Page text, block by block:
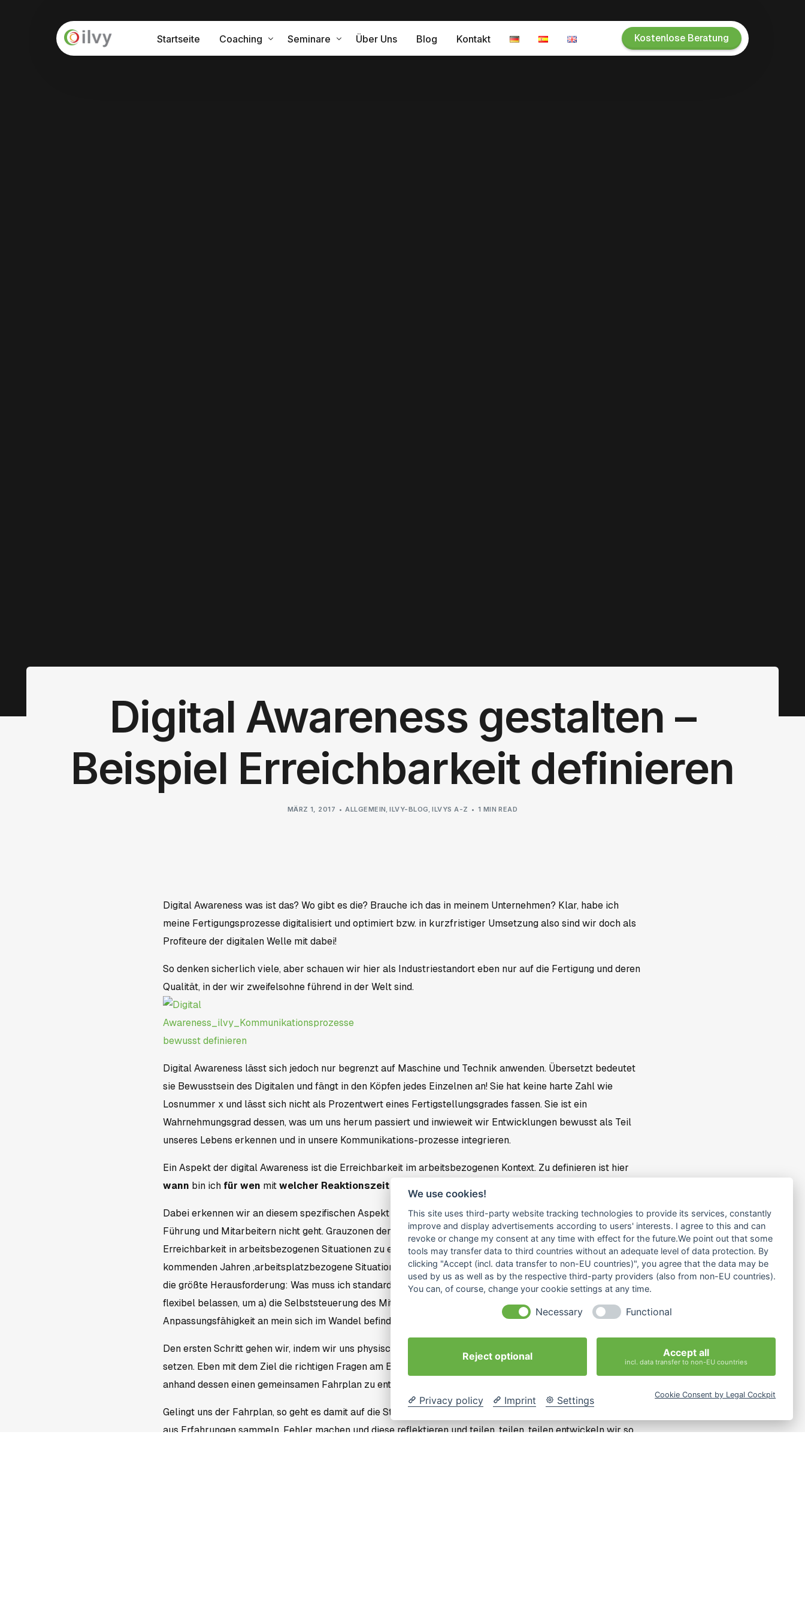
Startseite Coaching Seminare Über Uns Blog Kontakt Kostenlose Beratung
Digital Awareness gestalten –
Beispiel Erreichbarkeit definieren
MÄRZ 1, 2017 ALLGEMEIN ,ILVY-BLOG ,ILVYS A-Z 1 MIN READ
Digital Awareness was ist das? Wo gibt es die? Brauche ich das in meinem Unternehmen? Klar, habe ich
meine Fertigungsprozesse digitalisiert und optimiert bzw. in kurzfristiger Umsetzung also sind wir doch als
Profiteure der digitalen Welle mit dabei!
So denken sicherlich viele, aber schauen wir hier als Industriestandort eben nur auf die Fertigung und deren
Qualität, in der wir zweifelsohne führend in der Welt sind.
Digital Awareness lässt sich jedoch nur begrenzt auf Maschine und Technik anwenden. Übersetzt bedeutet
sie Bewusstsein des Digitalen und fängt in den Köpfen jedes Einzelnen an! Sie hat keine harte Zahl wie
Losnummer x und lässt sich nicht als Prozentwert eines Fertigstellungsgrades fassen. Sie ist ein
Wahrnehmungsgrad dessen, was um uns herum passiert und inwieweit wir Entwicklungen bewusst als Teil
unseres Lebens erkennen und in unsere Kommunikations-prozesse integrieren.
Ein Aspekt der digital Awareness ist die Erreichbarkeit im arbeitsbezogenen Kontext. Zu definieren ist hier
wann bin ich für wen mitwelcher Reaktionszeit
Dabei erkennen wir an diesem spezifischen Aspekt bereits, dass es ohne Grundabsprachen zwischen
Führung und Mitarbeitern nicht geht. Grauzonen der Erreichbarkeit gilt es durch konkrete Definitionen von
Erreichbarkeit in arbeitsbezogenen Situationen zu ersetzen (Die Rechtsprechung wir hierzu in den
kommenden Jahren ‚arbeitsplatzbezogene Situation‘ näher definieren.‘). Hierin liegt jedoch bekanntermaßen
die größte Herausforderung: Was muss ich standardisieren um Abläufe effizient zu halten und was muss ich
flexibel belassen, um a) die Selbststeuerung des Mitarbeiters als motivationalen Faktor und b) meine
Anpassungsfähigkeit an mein sich im Wandel befindendes Geschäftsfeld bewahren will.
Den ersten Schritt gehen wir, indem wir uns physisch mit unserer digitalen Erreichbarkeit auseinander-
setzen. Eben mit dem Ziel die richtigen Fragen am Beispiel der Erreichbarkeit auf den Tisch zu bringen und
anhand dessen einen gemeinsamen Fahrplan zu entwicklen.
Gelingt uns der Fahrplan, so geht es damit auf die Straße, d. h. ins operative Geschäft. In einem Lernprozess
aus Erfahrungen sammeln, Fehler machen und diese reflektieren und teilen, teilen, teilen entwickeln wir so
We use cookies!
This site uses third-party website tracking technologies to provide its services, constantly
improve and display advertisements according to users' interests. I agree to this and can
revoke or change my consent at any time with effect for the future.We point out that some
tools may transfer data to third countries without an adequate level of data protection. By
clicking "Accept (incl. data transfer to non-EU countries)", you agree that the data may be
used by us as well as by the respective third-party providers (also from non-EU countries).
You can, of course, change your cookie settings at any time.
Necessary Functional
Reject optional Accept all
incl. data transfer to non-EU countries
Privacy policy Imprint Settings Cookie Consent by Legal Cockpit